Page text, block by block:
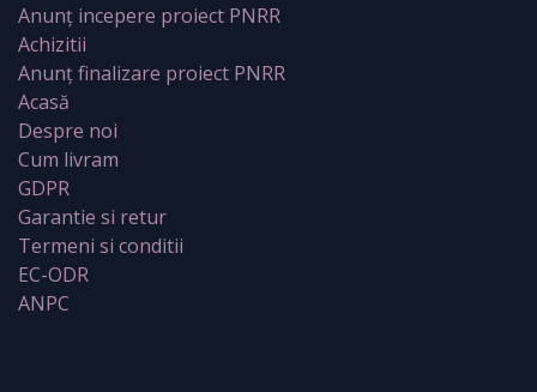
Anunț incepere proiect PNRR
Achizitii
Anunț finalizare proiect PNRR
Acasă
Despre noi
Cum livram
GDPR
Garantie si retur
Termeni si conditii
EC-ODR
ANPC